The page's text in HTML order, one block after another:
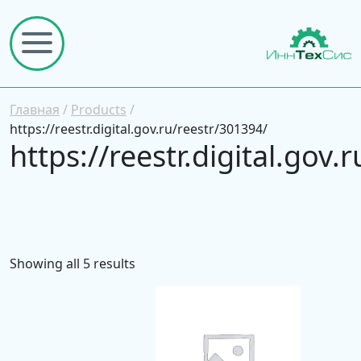
Главная / Products /
https://reestr.digital.gov.ru/reestr/301394/
https://
Showing all 5 results